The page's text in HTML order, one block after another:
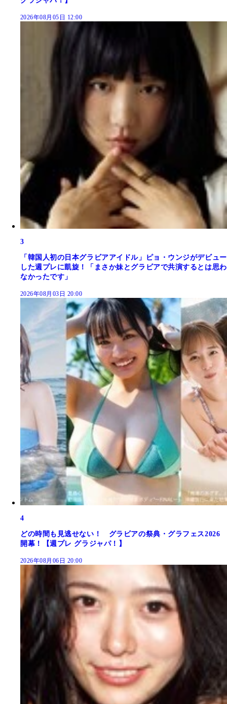
2026年08月05日 12:00
3
「韓国人初の日本グラビアアイドル」ピョ・ウンジがデビュー
した週プレに凱旋！「まさか妹とグラビアで共演するとは思わ
なかったです」
2026年08月03日 20:00
4
どの時間も見逃せない！ グラビアの祭典・グラフェス2026
開幕！【週プレ グラジャパ！】
2026年08月06日 20:00